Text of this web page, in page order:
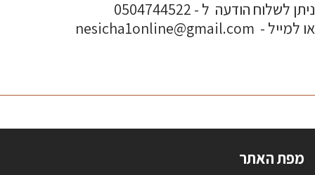
ניתן לשלוח הודעה ל - 0504744522
או למייל - nesicha1online@gmail.com
מפת האתר